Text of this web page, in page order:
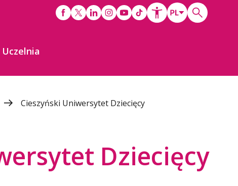
Uczelnia
Cieszyński Uniwersytet Dziecięcy
Dziecięcy